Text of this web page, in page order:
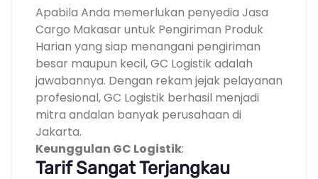
Apabila Anda memerlukan penyedia Jasa
Cargo Makasar untuk Pengiriman Produk
Harian yang siap menangani pengiriman
besar maupun kecil, GC Logistik adalah
jawabannya. Dengan rekam jejak pelayanan
profesional, GC Logistik berhasil menjadi
mitra andalan banyak perusahaan di
Jakarta.
Keunggulan GC Logistik:
Tarif Sangat Terjangkau